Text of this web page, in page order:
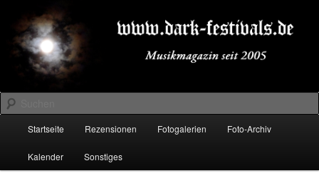
primären
Inhalt
springen
sekundären
Inhalt
springenDARK-FESTIVALS.DE
Suchen
Startseite Rezensionen Fotogalerien Foto-Archiv
Kalender Sonstiges